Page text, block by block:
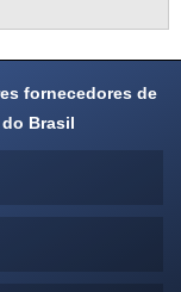
fornecedores de
Brasil